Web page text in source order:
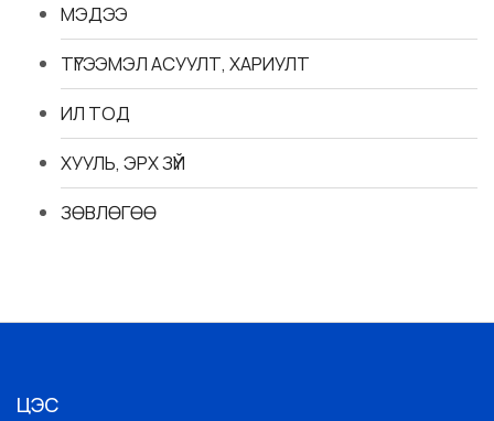
МЭДЭЭ
ТҮГЭЭМЭЛ АСУУЛТ, ХАРИУЛТ
ИЛ ТОД
ХУУЛЬ, ЭРХ ЗҮЙ
ЗӨВЛӨГӨӨ
ЦЭС